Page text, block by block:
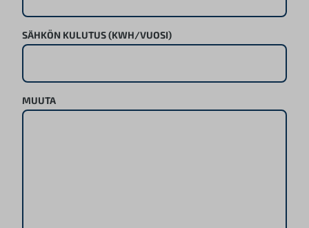
SÄHKÖN KULUTUS (KWH/VUOSI)
MUUTA